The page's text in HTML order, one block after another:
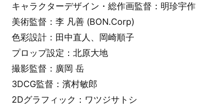
キャラクターデザイン・総作画監督：明珍宇作
美術監督：李 凡善 (BON.Corp)
色彩設計：田中直人、岡崎順子
プロップ設定：北原大地
撮影監督：廣岡 岳
3DCG監督：濱村敏郎
2Dグラフィック：ワツジサトシ